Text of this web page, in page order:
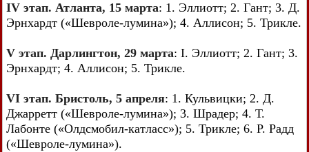
IV этап. Атланта, 15 марта: 1. Эллиотт; 2. Гант; 3. Д.
Эрнхардт («Шевроле-лумина»); 4. Аллисон; 5. Трикле.
V этап. Дарлингтон, 29 марта: I. Эллиотт; 2. Гант; 3.
Эрнхардт; 4. Аллисон; 5. Трикле.
VI этап. Бристоль, 5 апреля: 1. Кульвицки; 2. Д.
Джарретт («Шевроле-лумина»); 3. Шрадер; 4. Т.
Лабонте («Олдсмобил-катласс»); 5. Трикле; 6. Р. Радд
(«Шевроле-лумина»).